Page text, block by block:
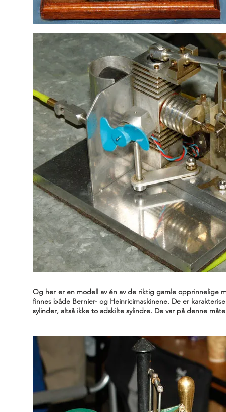
Og her er en modell av én av de riktig gamle opprinnelige
finnes både Bernier- og Heinricimaskinene. De er
sylinder, altså ikke to adskilte sylindre. De var på denne